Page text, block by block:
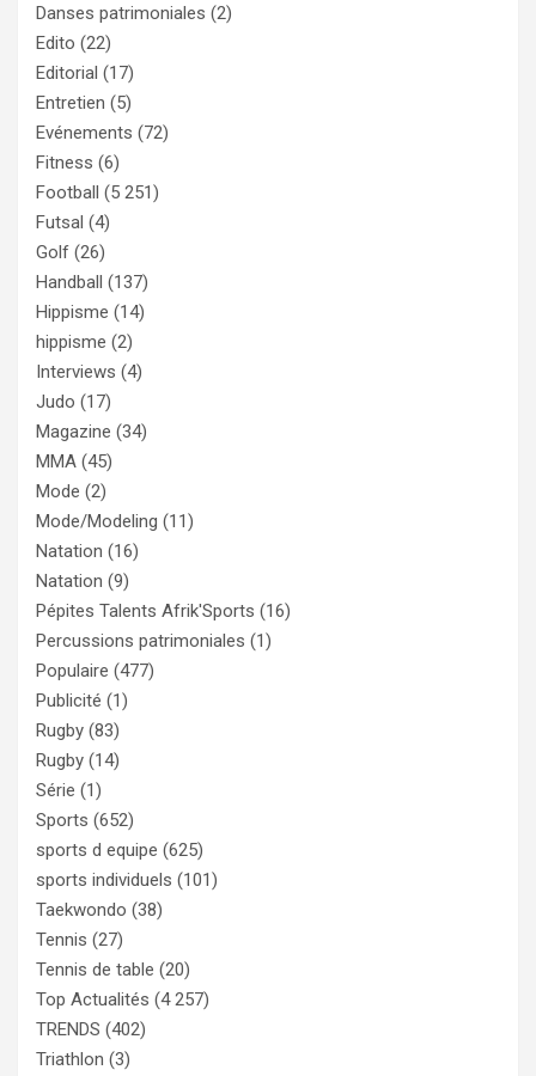
Danses patrimoniales (2)
Edito (22)
Editorial (17)
Entretien (5)
Evénements (72)
Fitness (6)
Football (5 251)
Futsal (4)
Golf (26)
Handball (137)
Hippisme (14)
hippisme (2)
Interviews (4)
Judo (17)
Magazine (34)
MMA (45)
Mode (2)
Mode/Modeling (11)
Natation (16)
Natation (9)
Pépites Talents Afrik'Sports (16)
Percussions patrimoniales (1)
Populaire (477)
Publicité (1)
Rugby (83)
Rugby (14)
Série (1)
Sports (652)
sports d equipe (625)
sports individuels (101)
Taekwondo (38)
Tennis (27)
Tennis de table (20)
Top Actualités (4 257)
TRENDS (402)
Triathlon (3)